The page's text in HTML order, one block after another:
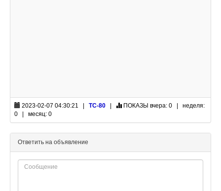
2023-02-07 04:30:21 | ТС-80 ПОКАЗЫ вчера: 0 | неделя:
0 | месяц: 0
Ответить на объявление